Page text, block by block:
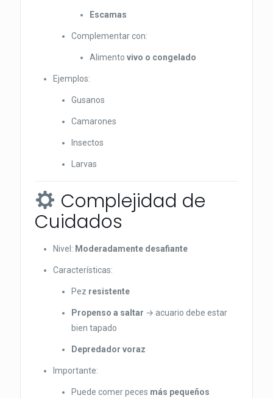
Escamas
Complementar con:
Alimentovivo o congelado
Ejemplos:
Gusanos
Camarones
Insectos
Larvas
Complejidad de
Cuidados
Nivel: Moderadamente desafiante
Características:
Pez resistente
Propenso a saltar → acuario debe estar
bien tapado
Depredador voraz
Importante:
Puede comer peces más pequeños